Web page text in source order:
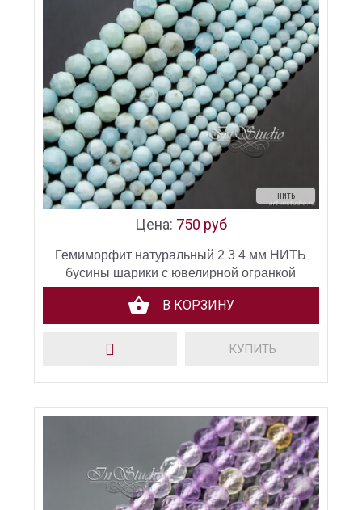
нить
Цена: 750 руб
Гемиморфит натуральный 2 3 4 мм НИТЬ
бусины шарики с ювелирной огранкой
В КОРЗИНУ
КУПИТЬ